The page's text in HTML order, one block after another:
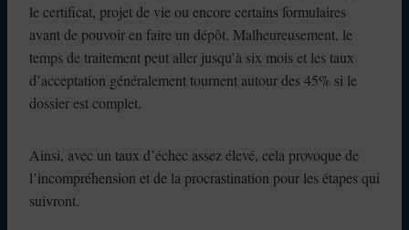
le certificat, projet de vie ou encore certains formulaires
avant de pouvoir en faire un dépôt. Malheureusement, le
temps de traitement peut aller jusqu’à six mois et les taux
d’acceptation généralement tournent autour des 45% si le
dossier est complet.
Ainsi, avec un taux d’échec assez élevé, cela provoque de
l’incompréhension et de la procrastination pour les étapes qui
suivront.